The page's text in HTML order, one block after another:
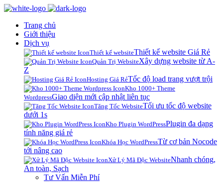
Trang chủ
Giới thiệu
Dịch vụ
Thiết kế websiteThiết kế website Giá Rẻ
Quản Trị WebsiteXây dựng website từ A-
Z
Hosting Giá RẻTốc độ load trang vượt trội
Kho 1000+ Theme
WordpressGiao diện mới cập nhật liên tục
Tăng Tốc WebsiteTối ưu tốc độ website
dưới 1s
Kho Plugin WordPressPlugin đa dạng
tính năng giá rẻ
Khóa Học WordPressTừ cơ bản Nocode
tới nâng cao
Xử Lý Mã Độc WebsiteNhanh chóng,
An toàn, Sạch
Tư Vấn Miễn Phí